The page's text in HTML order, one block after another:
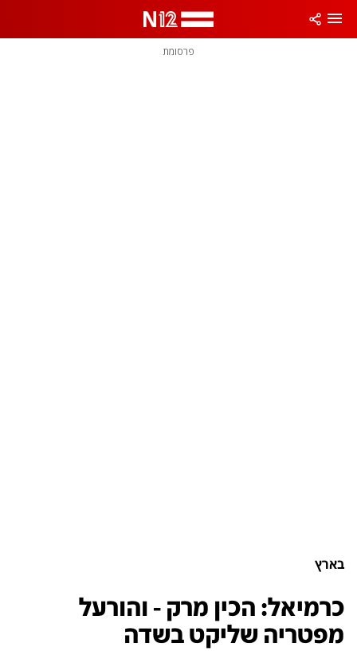
פרסומת
בארץ
כרמיאל: הכין מרק - והורעל
מפטריה שליקט בשדה